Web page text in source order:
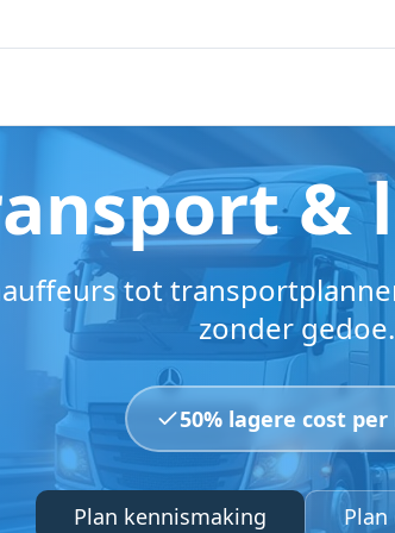
&
tot
zonder gedoe.
50% lagere cost
Plan kennismaking